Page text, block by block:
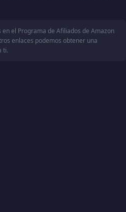
en el Programa de Afiliados de Amazon
enlaces podemos obtener una
ti.